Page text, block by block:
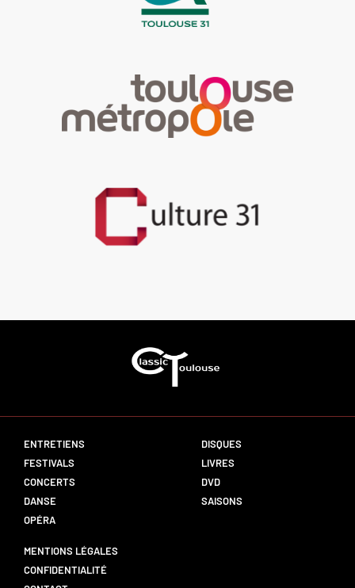
ENTRETIENS
FESTIVALS
CONCERTS
DANSE
OPÉRA
DISQUES
LIVRES
DVD
SAISONS
MENTIONS LÉGALES
CONFIDENTIALITÉ